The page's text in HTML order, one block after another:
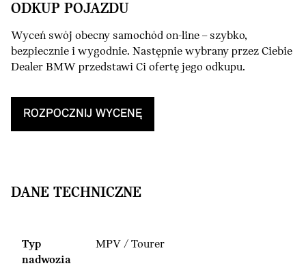
ODKUP POJAZDU
Wyceń swój obecny samochód on-line – szybko,
bezpiecznie i wygodnie. Następnie wybrany przez Ciebie
Dealer BMW przedstawi Ci ofertę jego odkupu.
ROZPOCZNIJ WYCENĘ
DANE TECHNICZNE
Typ
nadwozia
MPV / Tourer